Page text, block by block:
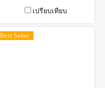
ที่เข้ามาและสนใจเป็นอาสา
สมัครจะได้รับประสบการณ์ที่
สนุกสนานและคุ้มค่าได้ความรู้
เกี่ยวกับช้างจากควาญช้างใน
เปรียบเทียบ
Best Seller